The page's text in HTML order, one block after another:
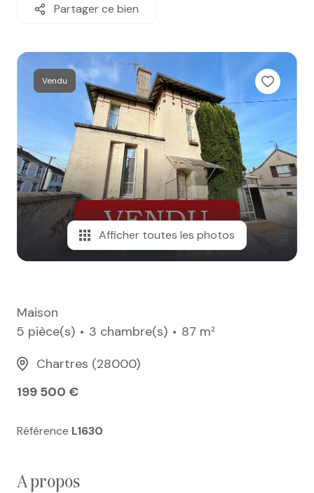
vendus
estimation
agence
nos
honoraires
contact
Partager ce bien
Vendu
Afficher toutes les photos
Maison
5 pièce(s)
3 chambre(s)
87 m²
Chartres (28000)
199 500 €
Référence L1630
a propos